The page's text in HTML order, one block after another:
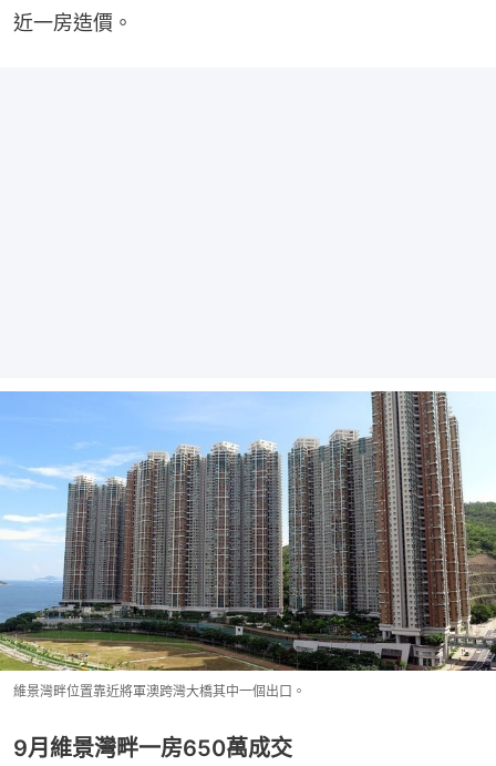
近一房造價。
維景灣畔位置靠近將軍澳跨灣大橋其中一個出口。
9月維景灣畔一房650萬成交